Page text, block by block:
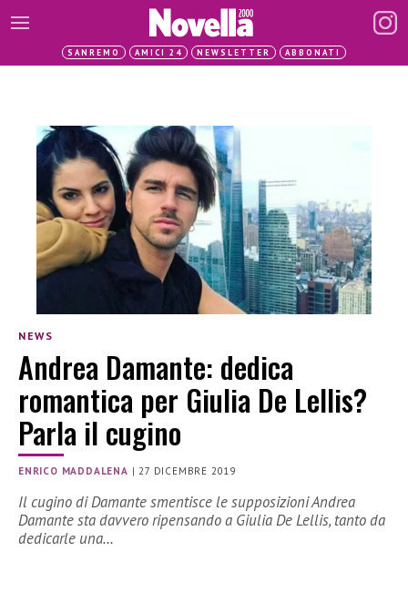
SANREMO AMICI 24 NEWSLETTER ABBONATI
NEWS
Andrea Damante: dedica
romantica per Giulia De Lellis?
Parla il cugino
ENRICO MADDALENA |27 DICEMBRE 2019
Il cugino di Damante smentisce le supposizioni Andrea
Damante sta davvero ripensando a Giulia De Lellis, tanto da
dedicarle una…